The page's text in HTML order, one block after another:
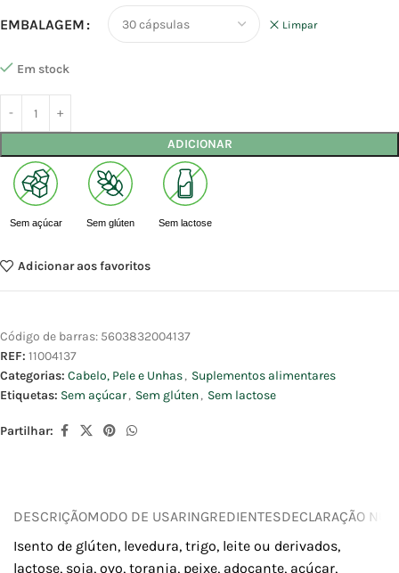
EMBALAGEM Limpar
Em stock
ADICIONAR
Sem açúcar Sem glúten Sem lactose
Adicionar aos favoritos
Código de barras: 5603832004137
REF: 11004137
Categorias: Cabelo, Pele e Unhas, Suplementos alimentares
Etiquetas: Sem açúcar, Sem glúten, Sem lactose
Partilhar:
DESCRIÇÃOMODO DE USARINGREDIENTESDECLARAÇÃO
Isento de glúten, levedura, trigo, leite ou derivados,
lactose, soja, ovo, toranja, peixe, adoçante, açúcar,